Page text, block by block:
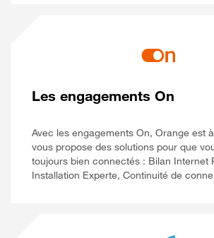
Les engagements On
Avec les engagements On, Orange est
vous propose des solutions pour que
toujours bien connectés : Bilan Internet
Installation Experte, Continuité de